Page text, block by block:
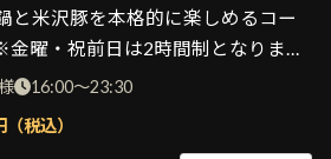
と米沢豚を本格的に楽しめるコー
金曜・祝前日は2時間制となりま
16:00～23:30
（税込）